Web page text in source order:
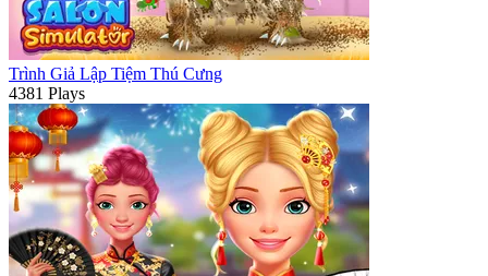
Trình Giả Lập Tiệm Thú Cưng
4381 Plays